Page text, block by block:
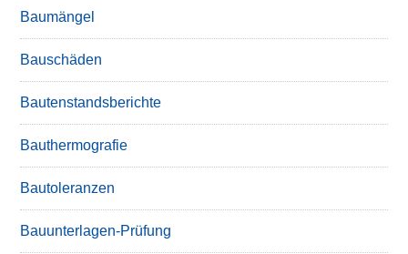
Baumängel
Bauschäden
Bautenstandsberichte
Bauthermografie
Bautoleranzen
Bauunterlagen-Prüfung